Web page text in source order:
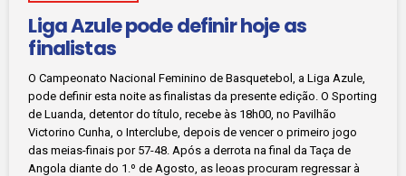
Liga Azule pode definir hoje as
finalistas
O Campeonato Nacional Feminino de Basquetebol, a Liga Azule,
pode definir esta noite as finalistas da presente edição. O Sporting
de Luanda, detentor do título, recebe às 18h00, no Pavilhão
Victorino Cunha, o Interclube, depois de vencer o primeiro jogo
das meias-finais por 57-48. Após a derrota na final da Taça de
Angola diante do 1.º de Agosto, as leoas procuram regressar à